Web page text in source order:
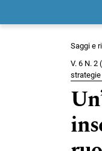
Menu
Saggi e
V. 6 N.
strategie